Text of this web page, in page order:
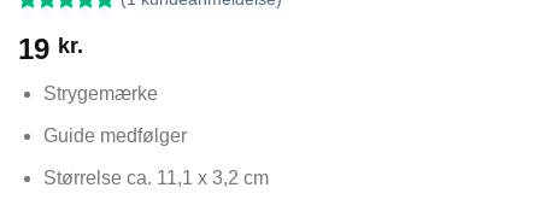
som
5ud
kundebedømmelse
19 kr.
Strygemærke
Guide medfølger
Størrelse ca. 11,1 x 3,2 cm